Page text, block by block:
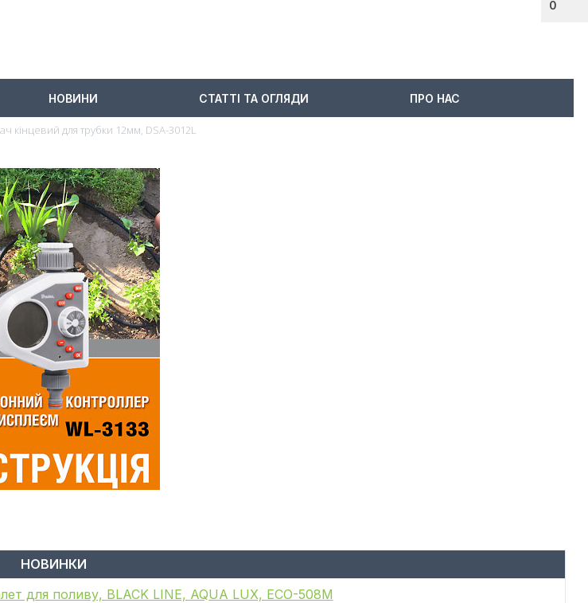
0
НОВИНИ СТАТТІ ТА ОГЛЯДИ ПРО НАС
кінцевий для трубки 12мм, DSA-3012L
НОВИНКИ
для поливу, BLACK LINE, AQUA LUX, ECO-508M